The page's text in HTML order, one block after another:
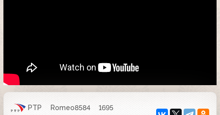
РТР Romeo8584
1695